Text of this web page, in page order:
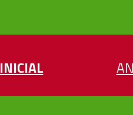
INICIAL